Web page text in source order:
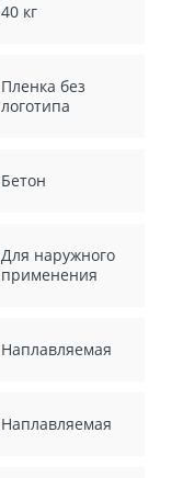
40 кг
Пленка без
логотипа
Бетон
Для наружного
применения
Наплавляемая
Наплавляемая